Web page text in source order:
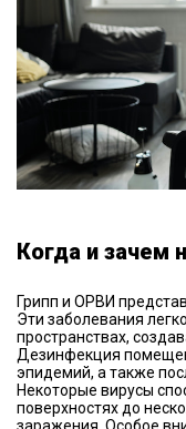
Когда и зачем
Грипп и ОРВИ
Эти заболевания
пространствах,
Дезинфекция
эпидемий, а также
Некоторые вирусы
поверхностях до